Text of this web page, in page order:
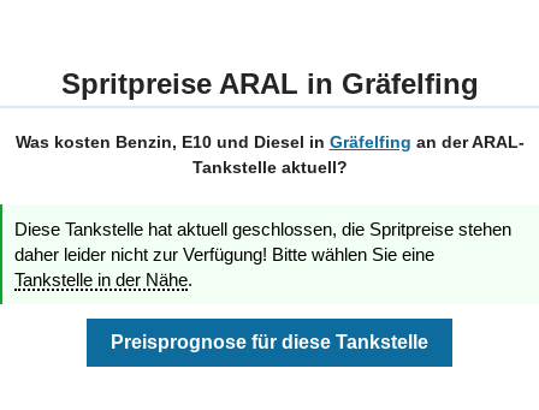
Spritpreise ARAL in Gräfelfing
Was kosten Benzin, E10 und Diesel in Gräfelfing an der ARAL-
Tankstelle aktuell?
Diese Tankstelle hat aktuell geschlossen, die Spritpreise stehen
daher leider nicht zur Verfügung! Bitte wählen Sie eine
Tankstelle in der Nähe.
Preisprognose für diese Tankstelle